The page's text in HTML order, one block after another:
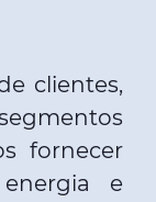
clientes,
fornecer
e